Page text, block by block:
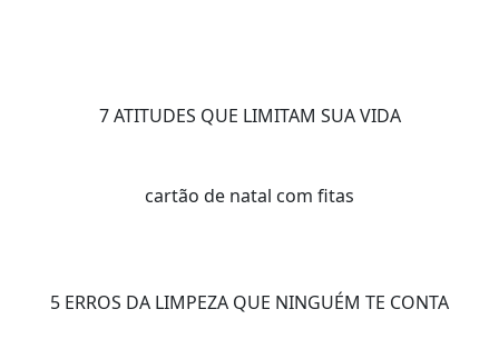
7 ATITUDES QUE LIMITAM SUA VIDA
cartão de natal com fitas
5 ERROS DA LIMPEZA QUE NINGUÉM TE CONTA